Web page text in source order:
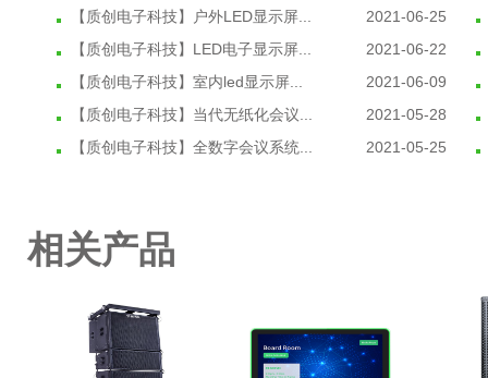
【质创电子科技】户外LED显示屏...
2021-06-25
【质创电子科技】LED电子显示屏...
2021-06-22
【质创电子科技】室内led显示屏...
2021-06-09
【质创电子科技】当代无纸化会议...
2021-05-28
【质创电子科技】全数字会议系统...
2021-05-25
相关产品